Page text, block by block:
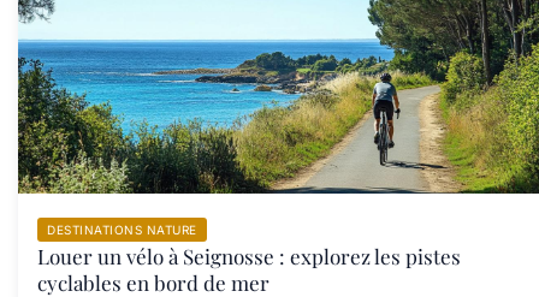
DESTINATIONS NATURE
Louer un vélo à Seignosse : explorez les pistes
cyclables en bord de mer